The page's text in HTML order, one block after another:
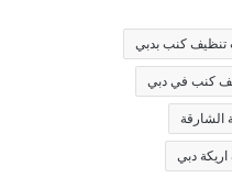
كنب بدبي
كنب في دبي
الشارقة
دبي